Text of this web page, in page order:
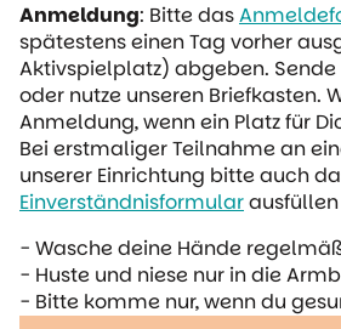
Anmeldung: Bitte das
spätestens einen Tag vorher
Aktivspielplatz) abgeben. Sende
oder nutze unseren Briefkasten.
Anmeldung, wenn ein Platz für
Bei erstmaliger Teilnahme an
unserer Einrichtung bitte auch
Einverständnisformular
- Wasche deine Hände
- Huste und niese nur in die
- Bitte komme nur, wenn du